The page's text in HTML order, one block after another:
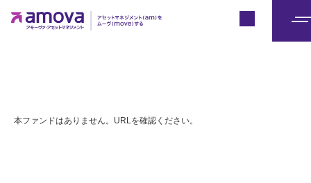
本ファンドはありません。URLを確認ください。